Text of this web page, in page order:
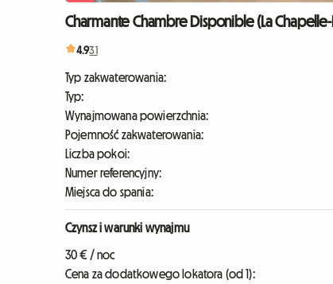
Charmante Chambre Disponible (La
4.931
Typ zakwaterowania:
Typ:
Wynajmowana powierzchnia:
Pojemność zakwaterowania:
Liczba pokoi:
Numer referencyjny:
Miejsca do spania:
Czynsz i warunki wynajmu
30 € / noc
Cena za dodatkowego lokatora (od 1):